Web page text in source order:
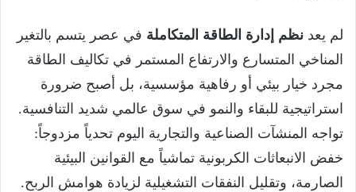
لم يعد نظم إدارة الطاقة المتكاملة في عصر يتسم بالتغير
المناخي المتسارع والارتفاع المستمر في تكاليف الطاقة
مجرد خيار بيئي أو رفاهية مؤسسية، بل أصبح ضرورة
استراتيجية للبقاء والنمو في سوق عالمي شديد التنافسية.
تواجه المنشآت الصناعية والتجارية اليوم تحدياً مزدوجاً:
خفض الانبعاثات الكربونية تماشياً مع القوانين البيئية
الصارمة، وتقليل النفقات التشغيلية لزيادة هوامش الربح.